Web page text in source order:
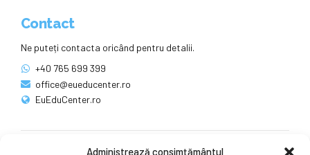
Administrează consimțământul
Contact
Ne puteți contacta oricând pentru detalii.
+40 765 699 399
office@eueducenter.ro
EuEduCenter.ro